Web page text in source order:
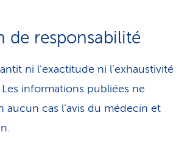
de responsabilité
ni l’exactitude ni l’exhaustivité
infor­ma­tions publiées ne
aucun cas l’avis du médecin et